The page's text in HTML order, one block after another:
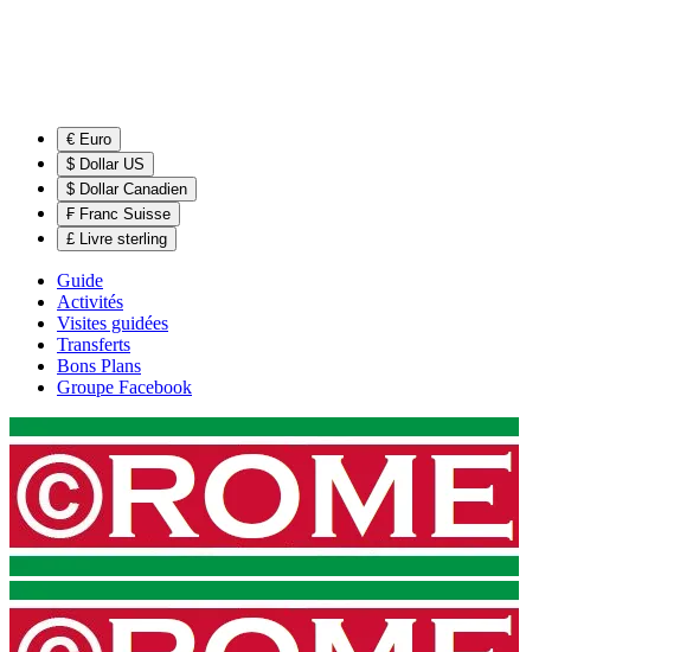
€ Euro
$ Dollar US
$ Dollar Canadien
₣ Franc Suisse
£ Livre sterling
Guide
Activités
Visites guidées
Transferts
Bons Plans
Groupe Facebook